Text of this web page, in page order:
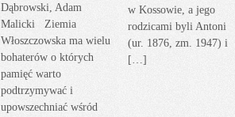
Dąbrowski, Adam
Malicki Ziemia
Włoszczowska ma wielu
bohaterów o których
pamięć warto
podtrzymywać i
upowszechniać wśród
w Kossowie, a jego
rodzicami byli Antoni
(ur. 1876, zm. 1947) i
[…]